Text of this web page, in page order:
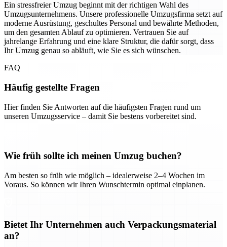
Ein stressfreier Umzug beginnt mit der richtigen Wahl des
Umzugsunternehmens. Unsere professionelle Umzugsfirma setzt auf
moderne Ausrüstung, geschultes Personal und bewährte Methoden,
um den gesamten Ablauf zu optimieren. Vertrauen Sie auf
jahrelange Erfahrung und eine klare Struktur, die dafür sorgt, dass
Ihr Umzug genau so abläuft, wie Sie es sich wünschen.
FAQ
Häufig gestellte Fragen
Hier finden Sie Antworten auf die häufigsten Fragen rund um
unseren Umzugsservice – damit Sie bestens vorbereitet sind.
Wie früh sollte ich meinen Umzug buchen?
Am besten so früh wie möglich – idealerweise 2–4 Wochen im
Voraus. So können wir Ihren Wunschtermin optimal einplanen.
Bietet Ihr Unternehmen auch Verpackungsmaterial
an?